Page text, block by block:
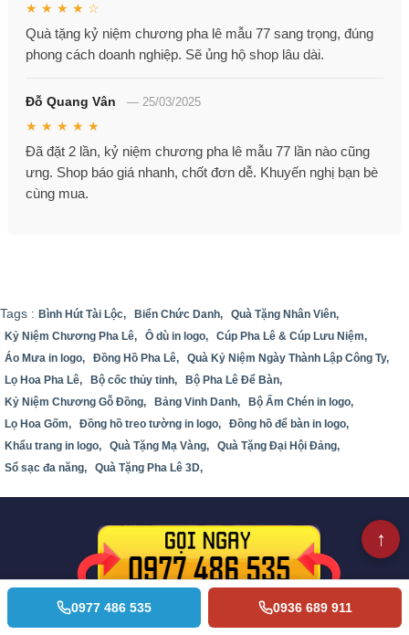
★ ★ ★ ★ ☆
Quà tặng kỷ niệm chương pha lê mẫu 77 sang trọng, đúng
phong cách doanh nghiệp. Sẽ ủng hộ shop lâu dài.
Đỗ Quang Vân — 25/03/2025
★ ★ ★ ★ ★
Đã đặt 2 lần, kỷ niệm chương pha lê mẫu 77 lần nào cũng
ưng. Shop báo giá nhanh, chốt đơn dễ. Khuyến nghị bạn bè
cùng mua.
Tags : Bình Hút Tài Lộc, Biển Chức Danh,
Quà Tặng Nhân Viên,
Kỷ Niệm Chương Pha Lê,
Ô dù in logo,
Cúp Pha Lê & Cúp Lưu Niệm,
Áo Mưa in logo,
Đồng Hồ Pha Lê,
Quà Kỷ Niệm Ngày Thành Lập Công Ty,
Lọ Hoa Pha Lê,
Bộ cốc thủy tinh,
Bộ Pha Lê Để Bàn,
Kỷ Niệm Chương Gỗ Đồng,
Bảng Vinh Danh,
Bộ Ấm Chén in logo,
Lọ Hoa Gốm,
Đồng hồ treo tường in logo,
Đồng hồ để bàn in logo,
Khẩu trang in logo,
Quà Tặng Mạ Vàng,
Quà Tặng Đại Hội Đảng,
Sổ sạc đa năng,
Quà Tặng Pha Lê 3D,
0977 486 535 0936 689 911